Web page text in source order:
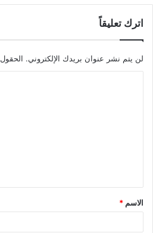
اترك تعليقاً
لن يتم نشر عنوان بريدك الإلكتروني. الحقول
ق
*
الاسم *